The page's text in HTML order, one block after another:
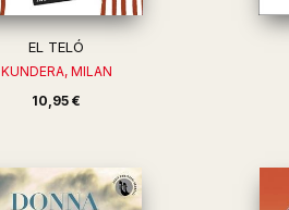
EL TELÓ
KUNDERA, MILAN
10,95 €